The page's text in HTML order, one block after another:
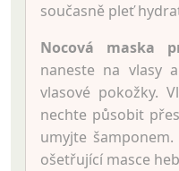
současně pleť
Nocová maska
naneste na vlasy
vlasové pokožky.
nechte působit
umyjte
ošetřující masce